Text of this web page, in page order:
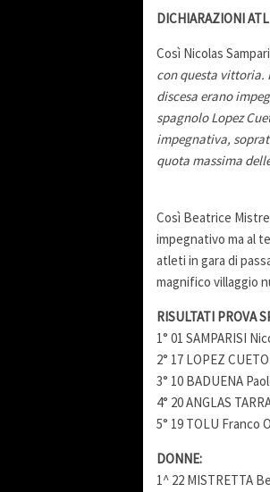
DICHIARAZIONI
Così Nicolas
con questa
discesa erano
spagnolo Lopez
impegnativa,
quota massima
Così Beatrice
impegnativo ma al
atleti in gara di
magnifico villaggio
RISULTATI PROVA
1° 01 SAMPARISI
2° 17 LOPEZ
3° 10 BADUENA
4° 20 ANGLAS
5° 19 TOLU Franco
DONNE:
1^ 22 MISTRETTA